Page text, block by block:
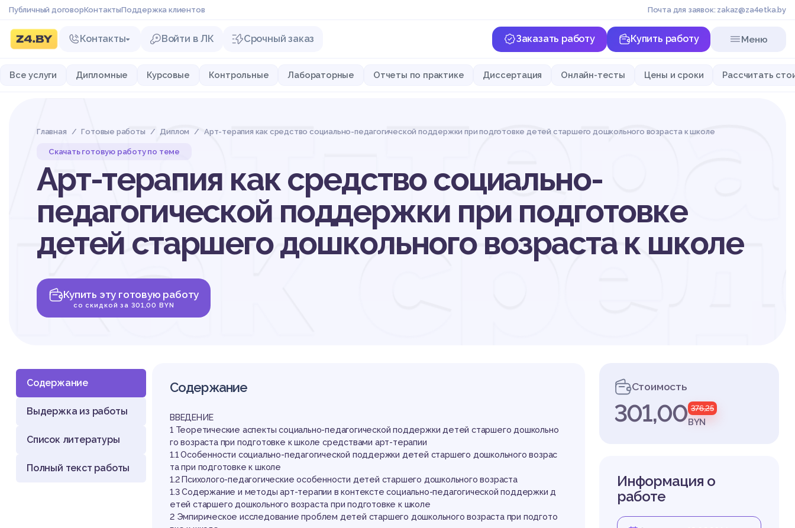
Публичный договорКонтактыПоддержка клиентов Почта для заявок: zakaz@za4etka.by
Контакты Войти в ЛК Срочный заказ Заказать работу Купить работу Меню
Все услуги Дипломные Курсовые Контрольные Лабораторные Отчеты по практике Диссертация Онлайн-тесты Цены и сроки Рассчитать
Главная Готовые работы Диплом Арт-терапия как средство социально-педагогической поддержки при подготовке детей старшего дошкольного возраста к школе
Скачать готовую работу по теме
Арт-терапия как средство социально-
педагогической поддержки при подготовке
детей старшего дошкольного возраста к школе
Купить эту готовую работу
со скидкой за 301,00 BYN
Арт-
как
Содержание
Выдержка из работы
Список литературы
Полный текст работы
Содержание
ВВЕДЕНИЕ
1 Теоретические аспекты социально-педагогической поддержки детей старшего дошкольно
го возраста при подготовке к школе средствами арт-терапии
1.1 Особенности социально-педагогической поддержки детей старшего дошкольного возрас
та при подготовке к школе
1.2 Психолого-педагогические особенности детей старшего дошкольного возраста
1.3 Содержание и методы арт-терапии в контексте социально-педагогической поддержки д
етей старшего дошкольного возраста при подготовке к школе
2 Эмпирическое исследование проблем детей старшего дошкольного возраста при подгото
Стоимость
301,00 376,25
BYN
Информация о
работе